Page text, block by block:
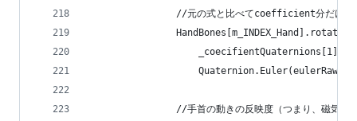
//元の式と比べてcoefficient分だけ変
HandBones[m_INDEX_Hand].rotation
                    _coecifientQuaternions[1] *
//手首の動きの反映度（つまり、磁気ノ